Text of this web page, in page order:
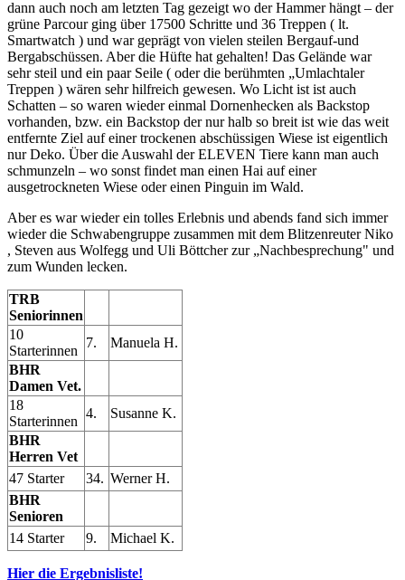
dann auch noch am letzten Tag gezeigt wo der Hammer hängt – der
grüne Parcour ging über 17500 Schritte und 36 Treppen ( lt.
Smartwatch ) und war geprägt von vielen steilen Bergauf-und
Bergabschüssen. Aber die Hüfte hat gehalten! Das Gelände war
sehr steil und ein paar Seile ( oder die berühmten „Umlachtaler
Treppen ) wären sehr hilfreich gewesen. Wo Licht ist ist auch
Schatten – so waren wieder einmal Dornenhecken als Backstop
vorhanden, bzw. ein Backstop der nur halb so breit ist wie das weit
entfernte Ziel auf einer trockenen abschüssigen Wiese ist eigentlich
nur Deko. Über die Auswahl der ELEVEN Tiere kann man auch
schmunzeln – wo sonst findet man einen Hai auf einer
ausgetrockneten Wiese oder einen Pinguin im Wald.
Aber es war wieder ein tolles Erlebnis und abends fand sich immer
wieder die Schwabengruppe zusammen mit dem Blitzenreuter Niko
, Steven aus Wolfegg und Uli Böttcher zur „Nachbesprechung" und
zum Wunden lecken.
TRB
Seniorinnen
10
Starterinnen
7.
Manuela H.
BHR
Damen Vet.
18
Starterinnen
4.
Susanne K.
BHR
Herren Vet
47 Starter
34. Werner H.
BHR
Senioren
14 Starter
9. Michael K.
Hier die Ergebnisliste!